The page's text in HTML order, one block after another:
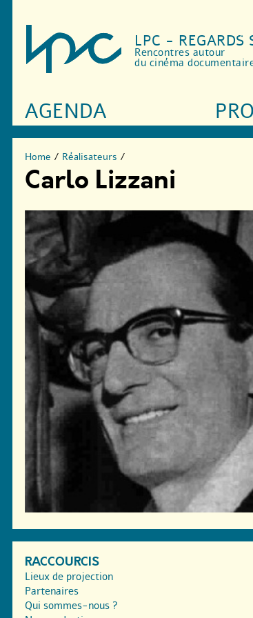
LPC - REGARDS
Rencontres autour
du cinéma
AGENDA
Home / Réalisateurs /
Carlo Lizzani
RACCOURCIS
Lieux de projection
Partenaires
Qui sommes-nous ?